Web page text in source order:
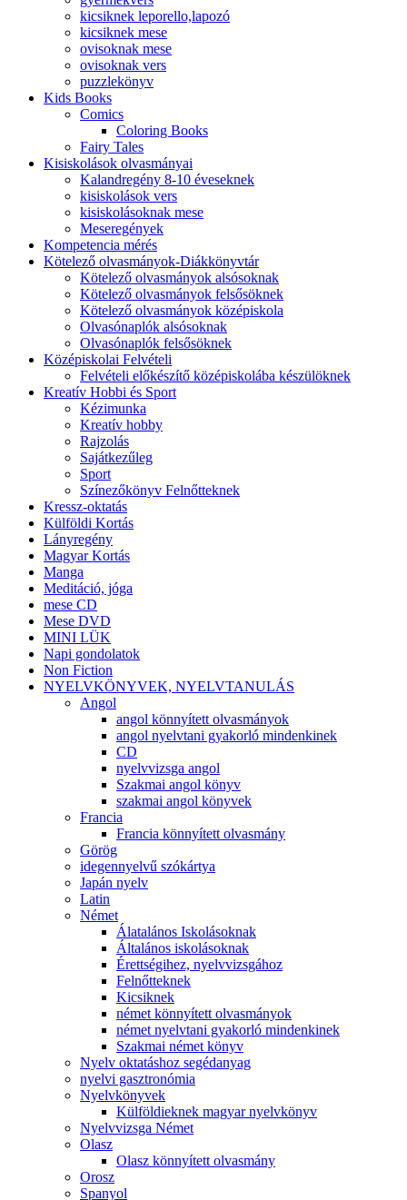
kicsiknek leporello,lapozó
kicsiknek mese
ovisoknak mese
ovisoknak vers
puzzlekönyv
Kids Books
Comics
Coloring Books
Fairy Tales
Kisiskolások olvasmányai
Kalandregény 8-10 éveseknek
kisiskolások vers
kisiskolásoknak mese
Meseregények
Kompetencia mérés
Kötelező olvasmányok-Diákkönyvtár
Kötelező olvasmányok alsósoknak
Kötelező olvasmányok felsősöknek
Kötelező olvasmányok középiskola
Olvasónaplók alsósoknak
Olvasónaplók felsősöknek
Középiskolai Felvételi
Felvételi előkészítő középiskolába készülöknek
Kreatív Hobbi és Sport
Kézimunka
Kreatív hobby
Rajzolás
Sajátkezűleg
Sport
Színezőkönyv Felnőtteknek
Kressz-oktatás
Külföldi Kortás
Lányregény
Magyar Kortás
Manga
Meditáció, jóga
mese CD
Mese DVD
MINI LÜK
Napi gondolatok
Non Fiction
NYELVKÖNYVEK, NYELVTANULÁS
Angol
angol könnyített olvasmányok
angol nyelvtani gyakorló mindenkinek
CD
nyelvvizsga angol
Szakmai angol könyv
szakmai angol könyvek
Francia
Francia könnyített olvasmány
Görög
idegennyelvű szókártya
Japán nyelv
Latin
Német
Álatalános Iskolásoknak
Általános iskolásoknak
Érettségihez, nyelvvizsgához
Felnőtteknek
Kicsiknek
német könnyített olvasmányok
német nyelvtani gyakorló mindenkinek
Szakmai német könyv
Nyelv oktatáshoz segédanyag
nyelvi gasztronómia
Nyelvkönyvek
Külföldieknek magyar nyelvkönyv
Nyelvvizsga Német
Olasz
Olasz könnyített olvasmány
Orosz
Spanyol